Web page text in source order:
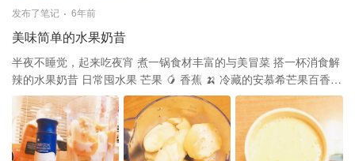
发布了笔记 6年前
美味简单的水果奶昔
半夜不睡觉，起来吃夜宵 煮一锅食材丰富的与美冒菜 搭一杯消食解
辣的水果奶昔 日常囤水果 芒果 🥭 香蕉 🍌 冷藏的安慕希芒果百香果
酸奶🥛 选用成熟的四根香蕉剥皮切小段、熟透的两个芒果切半用勺
子舀出果肉放入搅拌机，倒入一瓶安慕希酸奶，加半杯的矿泉水！
打好的奶昔浓稠细腻，可以闻到酸甜的芒果香蕉味，喝起来香甜顺
滑